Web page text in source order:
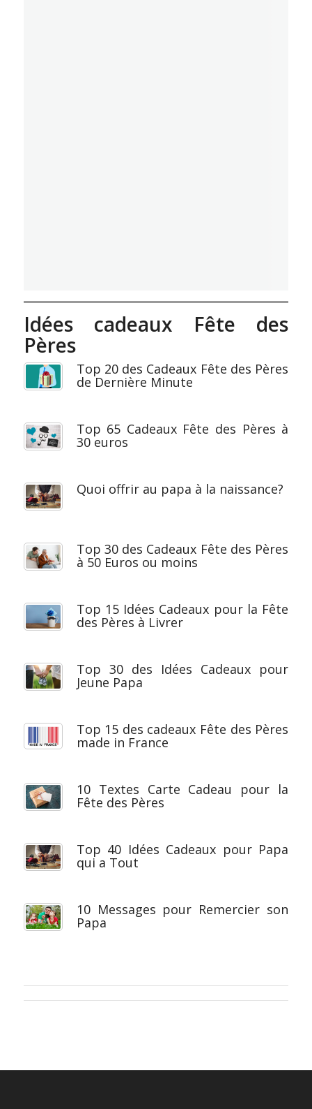
Idées cadeaux Fête des
Pères
Top 20 des Cadeaux Fête des Pères
de Dernière Minute
Top 65 Cadeaux Fête des Pères à
30 euros
Quoi offrir au papa à la naissance?
Top 30 des Cadeaux Fête des Pères
à 50 Euros ou moins
Top 15 Idées Cadeaux pour la Fête
des Pères à Livrer
Top 30 des Idées Cadeaux pour
Jeune Papa
Top 15 des cadeaux Fête des Pères
made in France
10 Textes Carte Cadeau pour la
Fête des Pères
Top 40 Idées Cadeaux pour Papa
qui a Tout
10 Messages pour Remercier son
Papa